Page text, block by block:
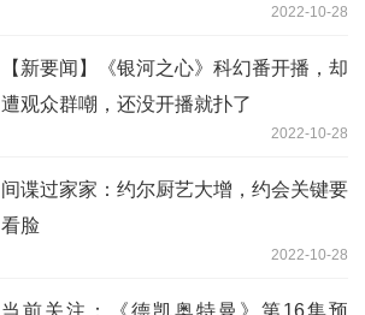
2022-10-28
【新要闻】《银河之心》科幻番开播，却
遭观众群嘲，还没开播就扑了
2022-10-28
间谍过家家：约尔厨艺大增，约会关键要
看脸
2022-10-28
当前关注：《德凯奥特曼》第16集预